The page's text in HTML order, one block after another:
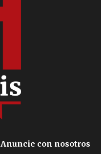
Anuncie con nosotros